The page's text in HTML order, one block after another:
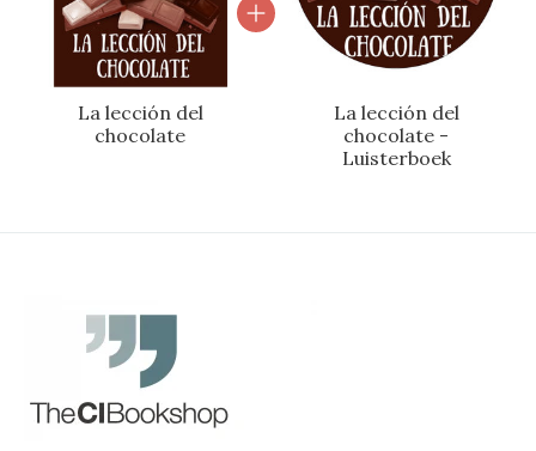
La lección del
chocolate
La lección del
chocolate -
Luisterboek